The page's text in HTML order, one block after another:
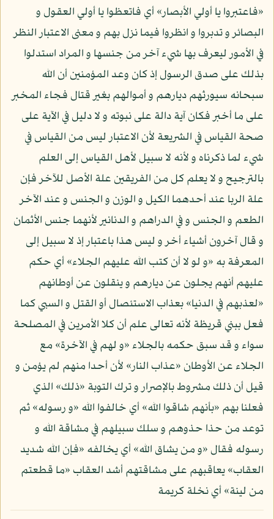
«فاعتبروا يا أولي الأبصار» أي فاتعظوا يا أولي العقول و
البصائر و تدبروا و انظروا فيما نزل بهم و معنى الاعتبار النظر
في الأمور ليعرف بها شيء آخر من جنسها و المراد استدلوا
بذلك على صدق الرسول إذ كان وعد المؤمنين أن الله
سبحانه سيورثهم ديارهم و أموالهم بغير قتال فجاء المخبر
على ما أخبر فكان آية دالة على نبوته و لا دليل في الآية على
صحة القياس في الشريعة لأن الاعتبار ليس من القياس في
شيء لما ذكرناه و لأنه لا سبيل لأهل القياس إلى العلم
بالترجيح و لا يعلم كل من الفريقين علة الأصل للآخر فإن
علة الربا عند أحدهما الكيل و الوزن و الجنس و عند الآخر
الطعم و الجنس و في الدراهم و الدنانير لأنهما جنس الأثمان
و قال آخرون أشياء أخر و ليس هذا باعتبار إذ لا سبيل إلى
المعرفة به «و لو لا أن كتب الله عليهم الجلاء» أي حكم
عليهم أنهم يجلون عن ديارهم و ينقلون عن أوطانهم
«لعذبهم في الدنيا» بعذاب الاستئصال أو القتل و السبي كما
فعل ببني قريظة لأنه تعالى علم أن كلا الأمرين في المصلحة
سواء و قد سبق حكمه بالجلاء «و لهم في الآخرة» مع
الجلاء عن الأوطان «عذاب النار» لأن أحدا منهم لم يؤمن و
قيل أن ذلك مشروط بالإصرار و ترك التوبة «ذلك» الذي
فعلنا بهم «بأنهم شاقوا الله» أي خالفوا الله «و رسوله» ثم
توعد من حذا حذوهم و سلك سبيلهم في مشاقة الله و
رسوله فقال «و من يشاق الله» أي يخالفه «فإن الله شديد
العقاب» يعاقبهم على مشاقتهم أشد العقاب «ما قطعتم
من لينة» أي نخلة كريمة